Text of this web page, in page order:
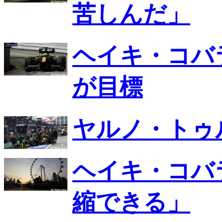
苦しんだ」
ヘイキ・コバ
が目標
ヤルノ・ト
ヘイキ・コ
縮できる」